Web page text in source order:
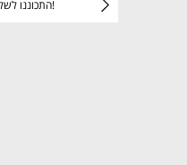
התכוננו לשלב הבא בצמיחה שלכם!